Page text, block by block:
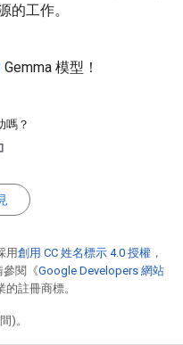
的工作。
Gemma 模型！
嗎？
用創用 CC 姓名標示 4.0 授權 ，
參閱《Google Developers 網站
註冊商標。
)。